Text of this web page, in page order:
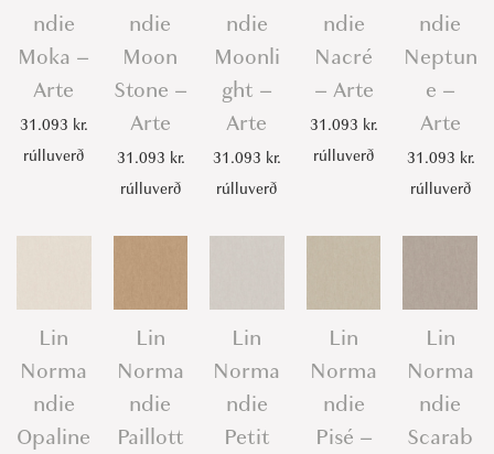
ndie
Moka –
Arte
31.093 kr.
rúlluverð
ndie
Moon
Stone –
Arte
31.093 kr.
rúlluverð
ndie
Moonli
ght –
Arte
31.093 kr.
rúlluverð
ndie
Nacré
– Arte
31.093 kr.
rúlluverð
ndie
Neptun
e –
Arte
31.093 kr.
rúlluverð
Lin
Norma
ndie
Opaline
Lin
Norma
ndie
Paillott
Lin
Norma
ndie
Petit
Lin
Norma
ndie
Pisé –
Lin
Norma
ndie
Scarab